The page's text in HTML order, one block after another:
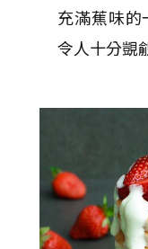
充滿蕉味的
令人十分覬